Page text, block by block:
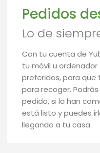
Pedidos
Lo de
Con tu cuenta de
tu móvil u
preferidos, para que
para recoger.
pedido, si lo han
está listo y puedes
llegando a tu casa.